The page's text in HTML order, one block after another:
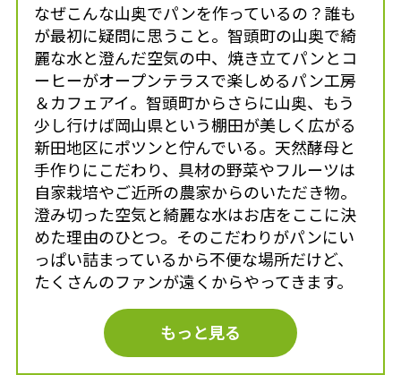
なぜこんな山奥でパンを作っているの？誰も
が最初に疑問に思うこと。智頭町の山奥で綺
麗な水と澄んだ空気の中、焼き立てパンとコ
ーヒーがオープンテラスで楽しめるパン工房
＆カフェアイ。智頭町からさらに山奥、もう
少し行けば岡山県という棚田が美しく広がる
新田地区にポツンと佇んでいる。天然酵母と
手作りにこだわり、具材の野菜やフルーツは
自家栽培やご近所の農家からのいただき物。
澄み切った空気と綺麗な水はお店をここに決
めた理由のひとつ。そのこだわりがパンにい
っぱい詰まっているから不便な場所だけど、
たくさんのファンが遠くからやってきます。
もっと見る